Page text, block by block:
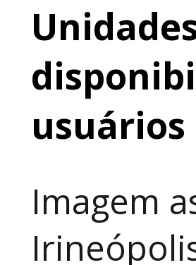
usuários
Imagem